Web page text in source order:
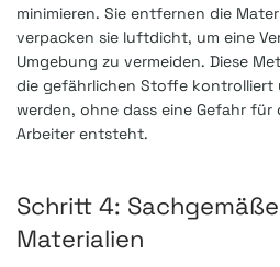
minimieren. Sie entfernen die
verpacken sie luftdicht, um eine
Umgebung zu vermeiden. Diese
die gefährlichen Stoffe kontrolliert
werden, ohne dass eine Gefahr für
Arbeiter entsteht.
Schritt 4:
Materialien